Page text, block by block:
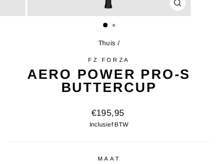
SLUITEN
(ESC)
Thuis /
FZ FORZA
AERO POWER PRO-S
BUTTERCUP
Oorspronkelijke
prijs
€195,95
Inclusief BTW
MAAT